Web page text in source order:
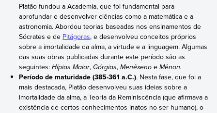
Platão fundou a Academia, que foi fundamental para
aprofundar e desenvolver ciências como a matemática e a
astronomia. Abordou teorias baseadas nos ensinamentos de
Sócrates e de Pitágoras, e desenvolveu conceitos próprios
sobre a imortalidade da alma, a virtude e a linguagem. Algumas
das suas obras publicadas durante este período são as
seguintes:Hípias Maior,Górgias,Menêxeno eMênon.
Período de maturidade (385-361 a.C.). Nesta fase, que foi a
mais destacada, Platão desenvolveu suas ideias sobre a
imortalidade da alma, a Teoria da Reminiscência (que afirmava a
existência de certos conhecimentos inatos no ser humano), o